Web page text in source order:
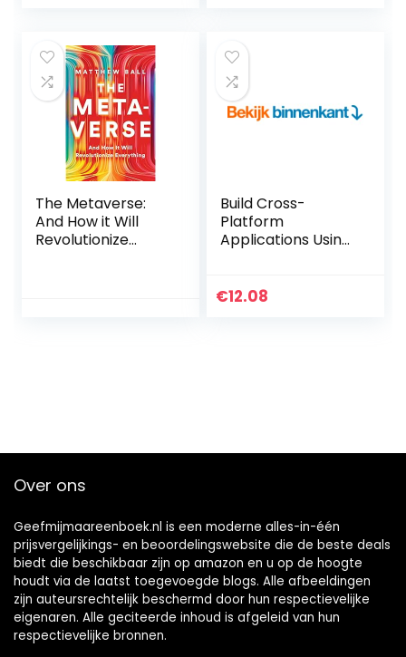
The Metaverse:
And How it Will
Revolutionize
Build Cross-
Platform
Applications Using
React Native &
€12.08
Over ons
Geefmijmaareenboek.nl is een moderne alles-in-één
prijsvergelijkings- en beoordelingswebsite die de beste deals
biedt die beschikbaar zijn op amazon en u op de hoogte
houdt via de laatst toegevoegde blogs. Alle afbeeldingen
zijn auteursrechtelijk beschermd door hun respectievelijke
eigenaren. Alle geciteerde inhoud is afgeleid van hun
respectievelijke bronnen.